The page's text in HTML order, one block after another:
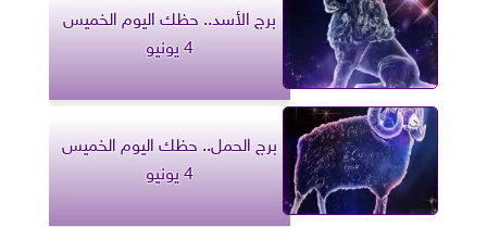
برج الأسد.. حظك اليوم الخميس
4 يونيو
برج الحمل.. حظك اليوم الخميس
4 يونيو